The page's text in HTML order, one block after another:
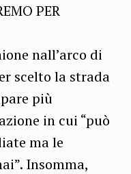
PER
nall’arco di
scelto la strada
più
in cui “può
ma le
Insomma,